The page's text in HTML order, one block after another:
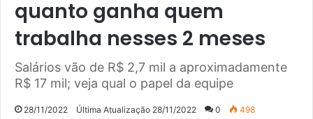
quanto ganha quem
trabalha nesses 2 meses
Salários vão de R$ 2,7 mil a aproximadamente
R$ 17 mil; veja qual o papel da equipe
28/11/2022 Última Atualização 28/11/2022 0 498